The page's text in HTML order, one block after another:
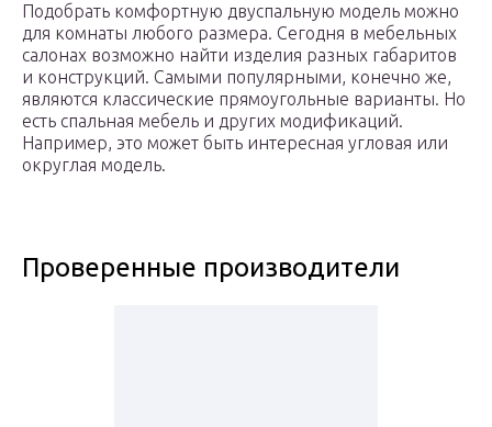
Подобрать комфортную двуспальную модель можно
для комнаты любого размера. Сегодня в мебельных
салонах возможно найти изделия разных габаритов
и конструкций. Самыми популярными, конечно же,
являются классические прямоугольные варианты. Но
есть спальная мебель и других модификаций.
Например, это может быть интересная угловая или
округлая модель.
Проверенные производители